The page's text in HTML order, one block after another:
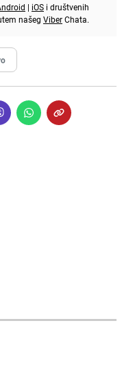
| iOS i društvenih
našeg ViberChata.